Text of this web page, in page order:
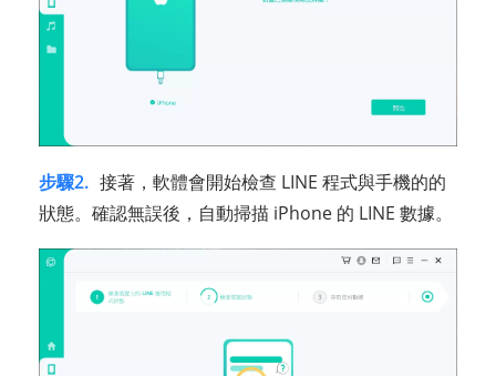
步驟2. 接著，軟體會開始檢查 LINE 程式與手機的的
狀態。確認無誤後，自動掃描 iPhone 的 LINE 數據。